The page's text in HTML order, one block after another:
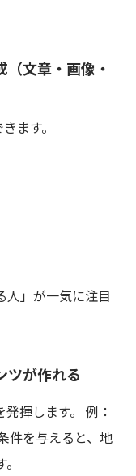
文章・画像・
ます。
人」が一気に注目
ツが作れる
揮します。 例：
件を与えると、地